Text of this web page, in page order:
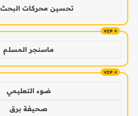
تحسين محركات البحث SEO
ماسنجر المسلم
ضوء التعليمي
صحيفة برق